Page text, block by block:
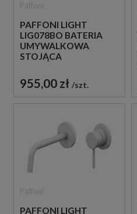
PAFFONI LIGHT
LIG078BO BATERIA
UMYWALKOWA
STOJĄCA
BIAŁA
955,00 zł szt.
PAFFONI LIGHT